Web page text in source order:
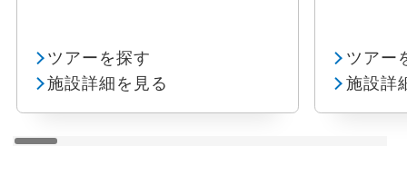
ツアーを探す
施設詳細を見る
ツアー
施設詳